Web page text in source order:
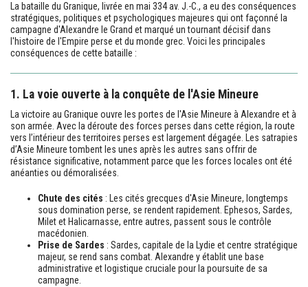
La bataille du Granique, livrée en mai 334 av. J.-C., a eu des conséquences
stratégiques, politiques et psychologiques majeures qui ont façonné la
campagne d'Alexandre le Grand et marqué un tournant décisif dans
l'histoire de l'Empire perse et du monde grec. Voici les principales
conséquences de cette bataille :
1. La voie ouverte à la conquête de l'Asie Mineure
La victoire au Granique ouvre les portes de l'Asie Mineure à Alexandre et à
son armée. Avec la déroute des forces perses dans cette région, la route
vers l’intérieur des territoires perses est largement dégagée. Les satrapies
d’Asie Mineure tombent les unes après les autres sans offrir de
résistance significative, notamment parce que les forces locales ont été
anéanties ou démoralisées.
Chute des cités : Les cités grecques d'Asie Mineure, longtemps
sous domination perse, se rendent rapidement. Ephesos, Sardes,
Milet et Halicarnasse, entre autres, passent sous le contrôle
macédonien.
Prise de Sardes : Sardes, capitale de la Lydie et centre stratégique
majeur, se rend sans combat. Alexandre y établit une base
administrative et logistique cruciale pour la poursuite de sa
campagne.